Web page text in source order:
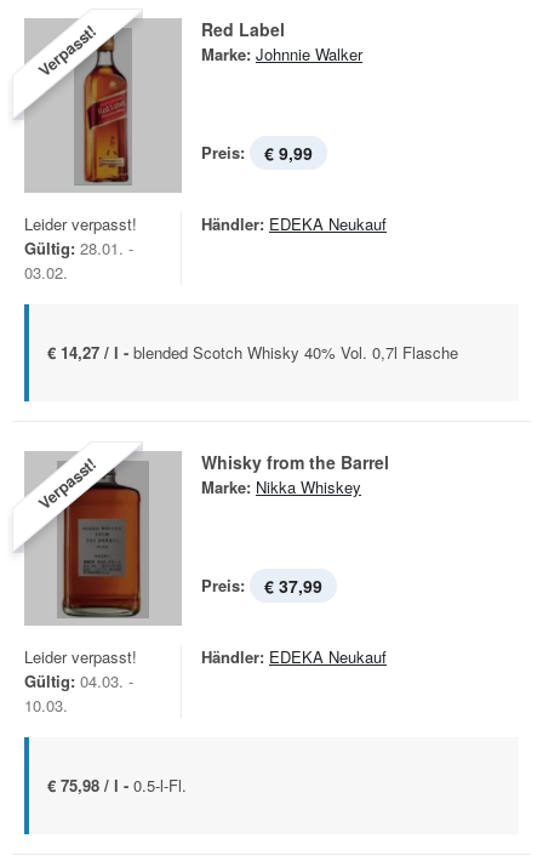
Verpasst! Red Label
Marke: Johnnie Walker
Preis: € 9,99
Leider verpasst!
Gültig: 28.01. -
03.02.
Händler: EDEKA Neukauf
€ 14,27 / l - blended Scotch Whisky 40% Vol. 0,7l Flasche
Verpasst! Whisky from the Barrel
Marke: Nikka Whiskey
Preis: € 37,99
Leider verpasst!
Gültig: 04.03. -
10.03.
Händler: EDEKA Neukauf
€ 75,98 / l - 0.5-l-Fl.